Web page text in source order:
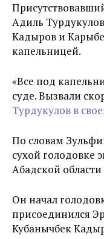
Адиль
Кадыров и
капельницей.
«Все под
суде. Вызвали
Турдукулов в
По словам
сухой голодовке
Абадской
Он начал
присоединился
Кубанычбек